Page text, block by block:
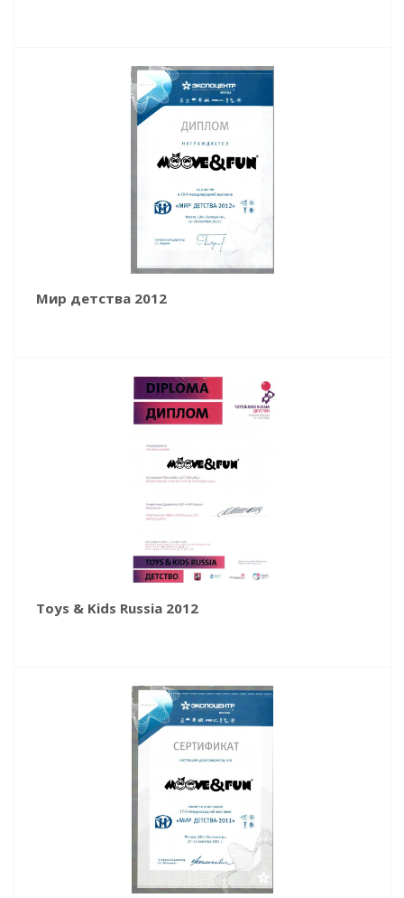
Мир детства 2012
Toys & Kids Russia 2012